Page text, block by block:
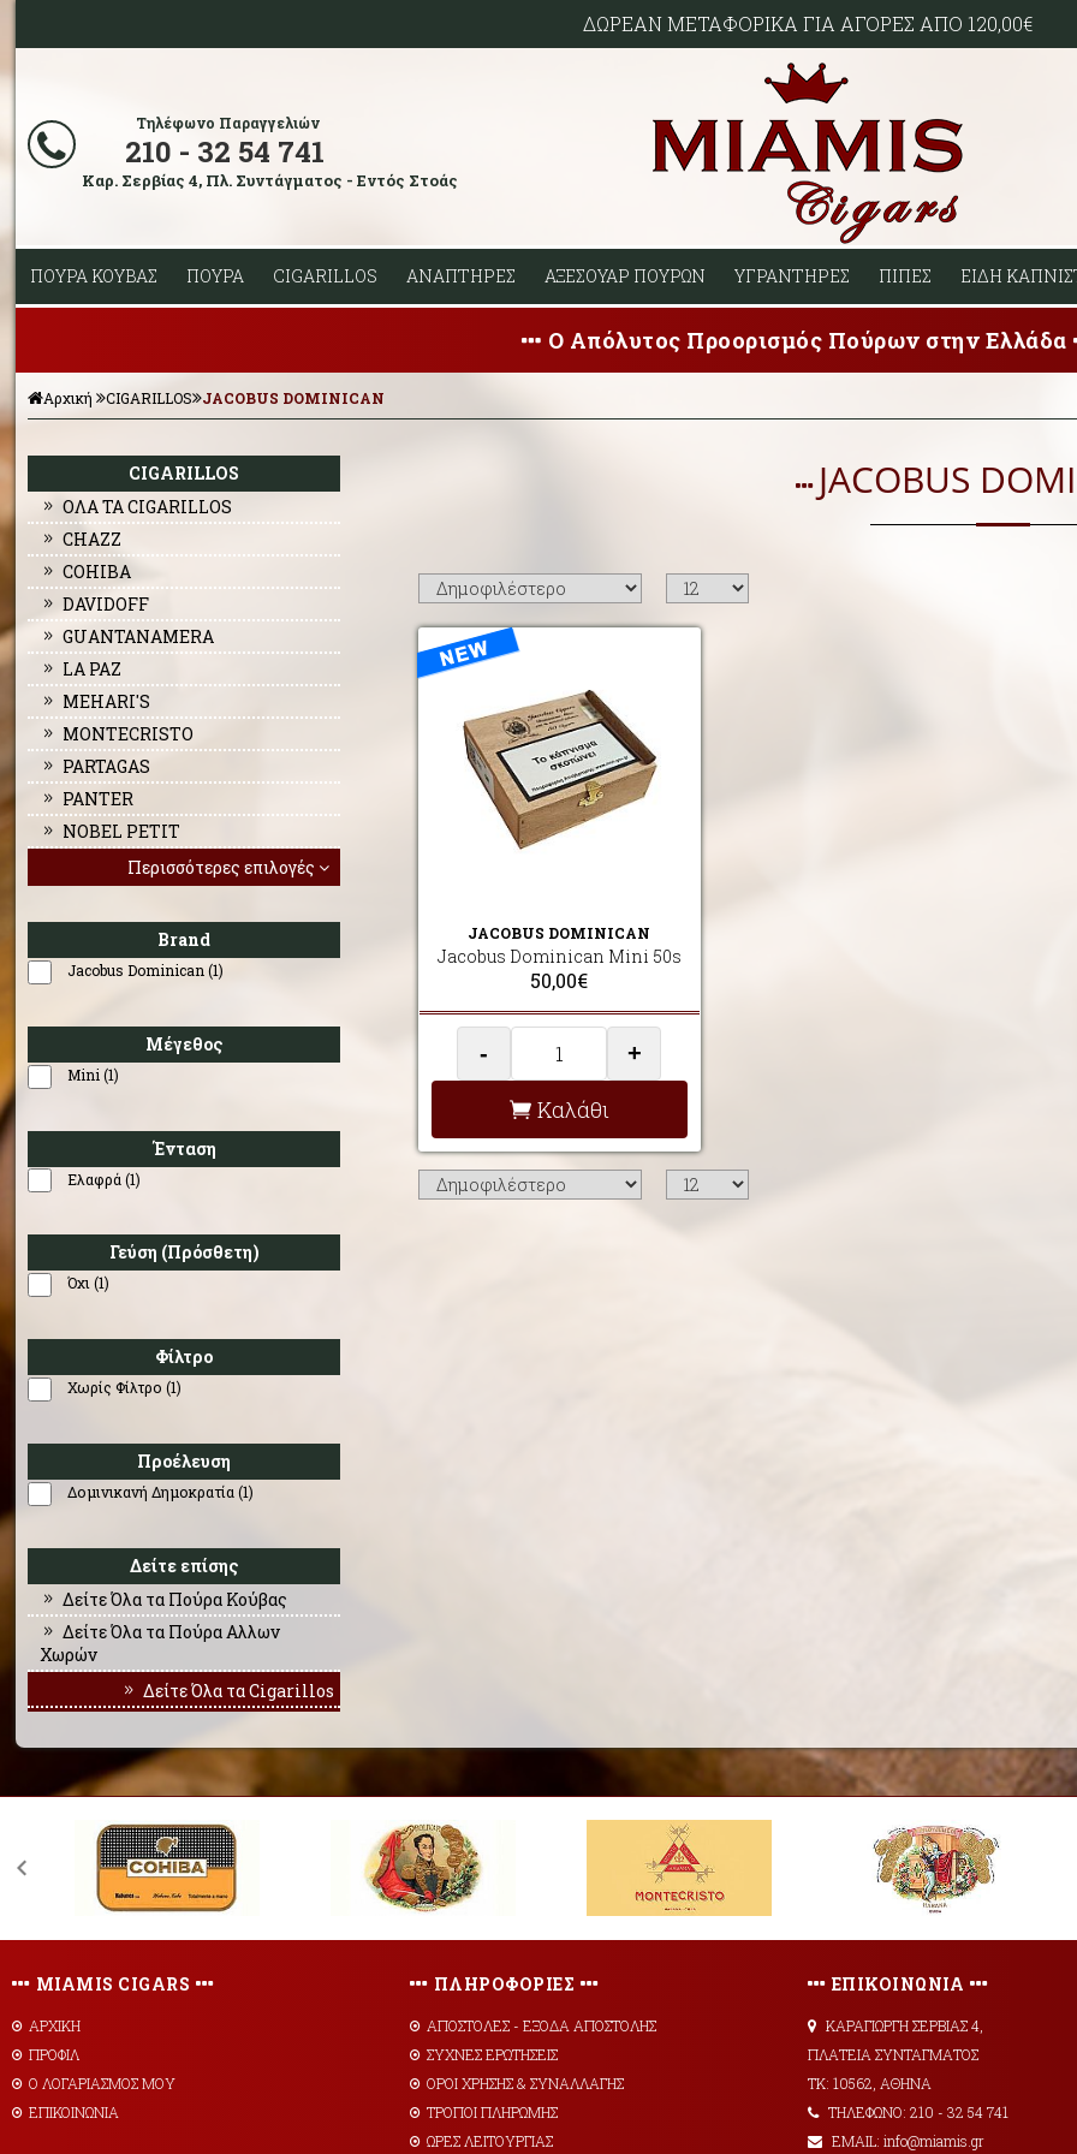
ΔΩΡΕΑΝ ΜΕΤΑΦΟΡΙΚΑ ΓΙΑ ΑΓΟΡΕΣ ΑΠΟ 120,00€
Τηλέφωνο Παραγγελιών
210 - 32 54 741
Καρ. Σερβίας 4, Πλ. Συντάγματος - Εντός Στοάς
ΠΟΥΡΑ ΚΟΥΒΑΣ ΠΟΥΡΑ CIGARILLOS ΑΝΑΠΤΗΡΕΣ ΑΞΕΣΟΥΑΡ ΠΟΥΡΩΝ ΥΓΡΑΝΤΗΡΕΣ ΠΙΠΕΣ ΕΙΔΗ
Ο Απόλυτος Προορισμός Πούρων στην Ελλάδα
Αρχική CIGARILLOS JACOBUS DOMINICAN
CIGARILLOS
ΟΛΑ ΤΑ CIGARILLOS
CHAZZ
COHIBA
DAVIDOFF
GUANTANAMERA
LA PAZ
MEHARI'S
MONTECRISTO
PARTAGAS
PANTER
NOBEL PETIT
Περισσότερες επιλογές
Brand
Jacobus Dominican (1)
Μέγεθος
Mini (1)
Ένταση
Ελαφρά (1)
Γεύση (Πρόσθετη)
Όχι (1)
Φίλτρο
Χωρίς Φίλτρο (1)
Προέλευση
Δομινικανή Δημοκρατία (1)
Δείτε επίσης
Δείτε Όλα τα Πούρα Κούβας
Δείτε Όλα τα Πούρα Αλλων
Χωρών
Δείτε Όλα τα Cigarillos
JACOBUS
JACOBUS DOMINICAN
Jacobus Dominican Mini 50s
50,00€
- +
Καλάθι
MIAMIS CIGARS
ΑΡΧΙΚΗ
ΠΡΟΦΙΛ
Ο ΛΟΓΑΡΙΑΣΜΟΣ ΜΟΥ
ΕΠΙΚΟΙΝΩΝΙΑ
ΠΛΗΡΟΦΟΡΙΕΣ
AΠΟΣΤΟΛΕΣ - ΕΞΟΔΑ ΑΠΟΣΤΟΛΗΣ
ΣΥΧΝΕΣ ΕΡΩΤΗΣΕΙΣ
ΟΡΟΙ ΧΡΗΣΗΣ & ΣΥΝΑΛΛΑΓΗΣ
ΤΡΟΠΟΙ ΠΛΗΡΩΜΗΣ
ΩΡΕΣ ΛΕΙΤΟΥΡΓΙΑΣ
ΕΠΙΚΟΙΝΩΝΙΑ
ΚΑΡΑΓΙΩΡΓΗ ΣΕΡΒΙΑΣ 4,
ΠΛΑΤΕΙΑ ΣΥΝΤΑΓΜΑΤΟΣ
ΤΚ: 10562, ΑΘΗΝΑ
ΤΗΛΕΦΩΝΟ: 210 - 32 54 741
EMAIL: info@miamis.gr